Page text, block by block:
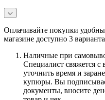
Оплачивайте покупки
магазине доступно 3
Наличные при
Специалист свяжется с
уточнить время и
купюры. Вы
документы, вносите